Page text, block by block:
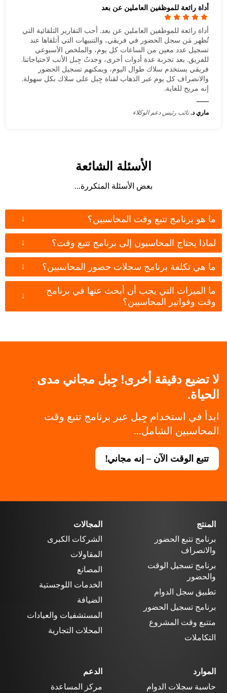
أداة رائعة للموظفين العاملين عن بعد
أداة رائعة للموظفين العاملين عن بعد. أحب التقارير التلقائية التي
تُظهر مَن سجل الحضور في فريقي، والتنبيهات التي أتلقاها عند
تسجيل عدد معين من الساعات كل يوم، والملخص الأسبوعي
للفريق. بعد تجربة عدة أدوات أخرى، وجدتُ جِبل الأنب لاحتياجاتنا.
فريقي يستخدم سلاك طوال اليوم، ويمكنهم تسجيل الحضور
والانصراف كل يوم عبر الذهاب لقناة جِبل على سلاك بكل سهولة.
إنه مريح للغاية.
ماري د.نائب رئيس دعم الوكلاء
الأسئلة الشائعة
بعض الأسئلة المتكررة...
ما هو برنامج تتبع وقت المحاسبين؟ ↓
لماذا يحتاج المحاسبون إلى برنامج تتبع وقت؟ ↓
ما هي تكلفة برنامج سجلات حضور المحاسبين؟ ↓
ما الميزات التي يجب أن أبحث عنها في برنامج
وقت وفواتير المحاسبين؟
↓
لا تضيع دقيقة أخرى! جِبل مجاني مدى
الحياة.
ابدأ في استخدام جِبل عبر برنامج تتبع وقت
المحاسبين الشامل...
تتبع الوقت الآن – إنه مجاني!
المنتج
برنامج تتبع الحضور
والانصراف
برنامج تسجيل الوقت
والحضور
تطبيق سجل الدوام
برنامج تسجيل الحضور
متتبع وقت المشروع
التكاملات
المجالات
الشركات الكبرى
المقاولات
المصانع
الخدمات اللوجستية
الضيافة
المستشفيات والعيادات
المحلات التجارية
الموارد
حاسبة سجلات الدوام
الدعم
مركز المساعدة